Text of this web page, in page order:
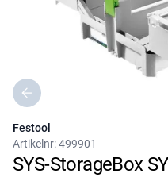
Festool
Artikelnr:499901
SYS-StorageBox